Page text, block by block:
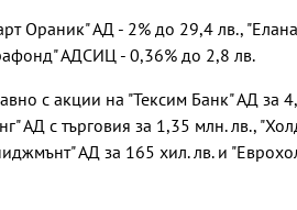
Ораник" АД - 2% до 29,4 лв.,
АДСИЦ - 0,36% до 2,8 лв.
с акции на "Тексим Банк" АД за
АД с търговия за 1,35 млн. лв.,
АД за 165 хил. лв. и